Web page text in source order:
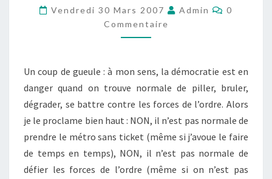
DANGER!
Vendredi 30 Mars 2007 Admin
0
Commentaire
Un coup de gueule : à mon sens, la démocratie est en
danger quand on trouve normale de piller, bruler,
dégrader, se battre contre les forces de l’ordre. Alors
je le proclame bien haut : NON, il n’est pas normale de
prendre le métro sans ticket (même si j’avoue le faire
de temps en temps), NON, il n’est pas normale de
défier les forces de l’ordre (même si on n’est pas